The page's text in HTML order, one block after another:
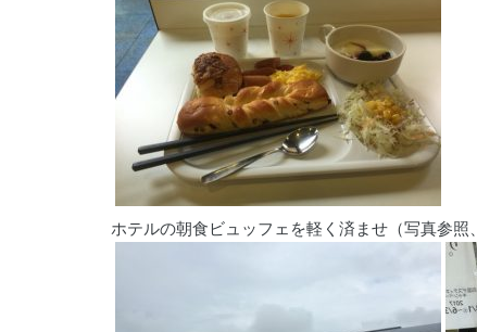
ホテルの朝食ビュッフェを軽く済ませ（写真参